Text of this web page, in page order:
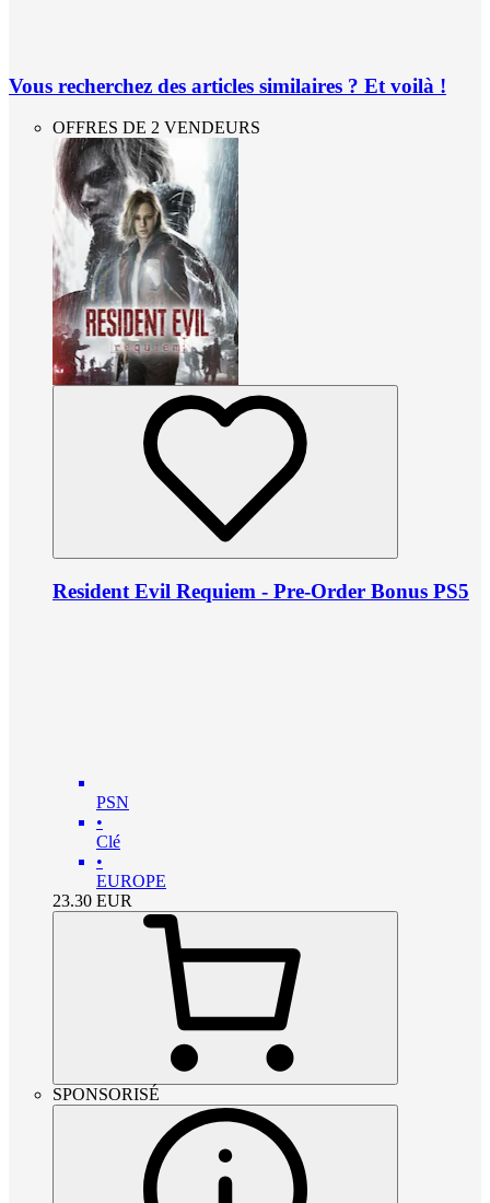
Vous recherchez des articles similaires ? Et voilà !
OFFRES DE 2 VENDEURS
Resident Evil Requiem - Pre-Order Bonus PS5
PSN
•
Clé
•
EUROPE
23.30 EUR
SPONSORISÉ